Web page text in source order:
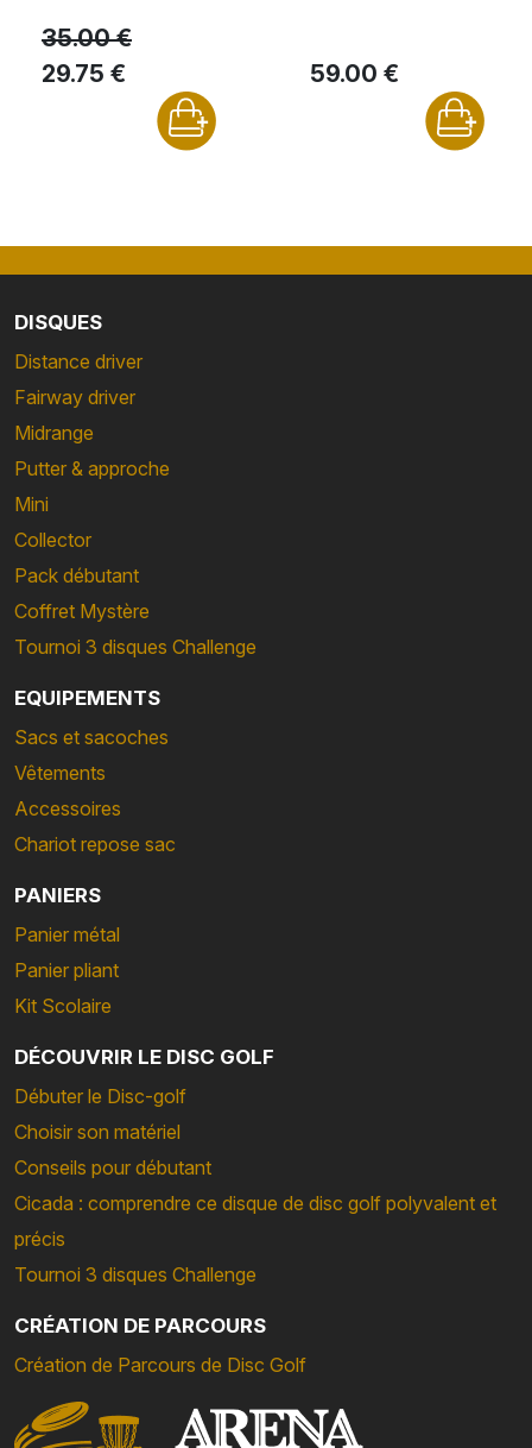
35.00 €
29.75 €
59.00 €
DISQUES
Distance driver
Fairway driver
Midrange
Putter & approche
Mini
Collector
Pack débutant
Coffret Mystère
Tournoi 3 disques Challenge
EQUIPEMENTS
Sacs et sacoches
Vêtements
Accessoires
Chariot repose sac
PANIERS
Panier métal
Panier pliant
Kit Scolaire
DÉCOUVRIR LE DISC GOLF
Débuter le Disc-golf
Choisir son matériel
Conseils pour débutant
Cicada : comprendre ce disque de disc golf polyvalent et
précis
Tournoi 3 disques Challenge
CRÉATION DE PARCOURS
Création de Parcours de Disc Golf